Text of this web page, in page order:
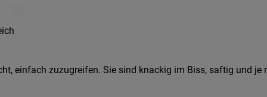
einfach zuzugreifen. Sie sind knackig im Biss, saftig und